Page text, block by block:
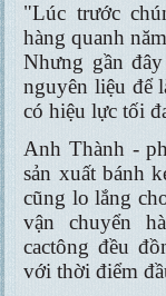
"Lúc trước
hàng quanh
Nhưng gần
nguyên liệu để
có hiệu lực tối
Anh Thành -
sản xuất bánh
cũng lo lắng
vận chuyển
cactông đều
với thời điểm